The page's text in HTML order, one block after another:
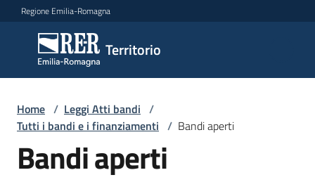
Vai al contenuto
Vai alla navigazione
Vai al footer
Regione Emilia-Romagna
Territorio
Territorio
Argomenti
Novità
Home / Leggi Atti bandi /
Tutti i bandi e i finanziamenti / Bandi aperti
Bandi aperti